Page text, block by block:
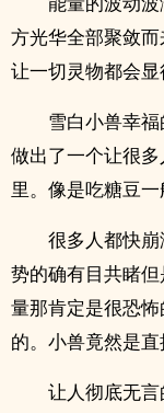
方光华全部聚敛
让一切灵物都会显
雪白小兽幸
做出了一个让很
里。像是吃糖豆一
很多人都快
势的确有目共睹
量那肯定是很恐
的。小兽竟然是
让人彻底无言